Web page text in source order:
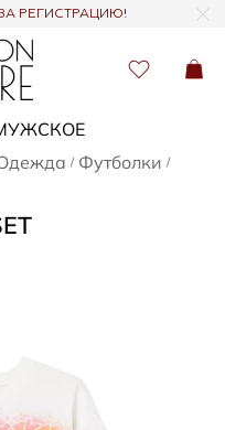
РЕГИСТРАЦИЮ!
/ Футболки /